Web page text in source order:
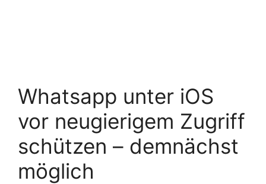
Whatsapp unter iOS
vor neugierigem Zugriff
schützen – demnächst
möglich